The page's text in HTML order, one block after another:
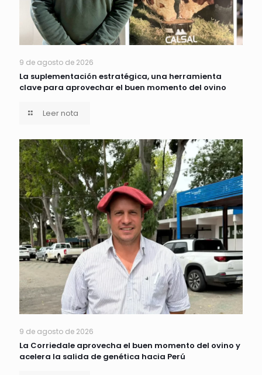
9 de agosto de 2026
La suplementación estratégica, una herramienta
clave para aprovechar el buen momento del ovino
Leer nota
9 de agosto de 2026
La Corriedale aprovecha el buen momento del ovino y
acelera la salida de genética hacia Perú